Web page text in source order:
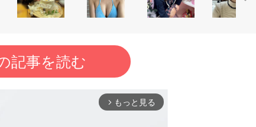
記事を読む
arrow_forward_ios もっと見る